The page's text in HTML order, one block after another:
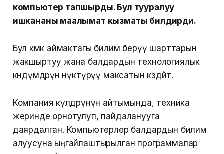
компьютер тапшырды. Бул тууралуу
ишкананы маалымат кызматы билдирди.
Бул көмөк аймактагы билим берүү шарттарын
жакшыртуу жана балдардын технологиялык
көндүмдөрүн өнүктүрүү максатын көздөйт.
Компания өкүлдөрүнүн айтымында, техника
жеринде орнотулуп, пайдаланууга
даярдалган. Компьютерлер балдардын билим
алуусуна ыңгайлаштырылган программалар